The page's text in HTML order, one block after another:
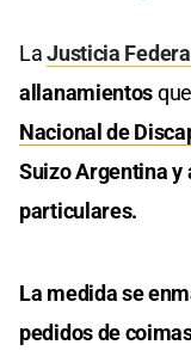
LaJusticia
allanamientos
Nacional de
Suizo Argentina y
particulares.
La medida se
pedidos de